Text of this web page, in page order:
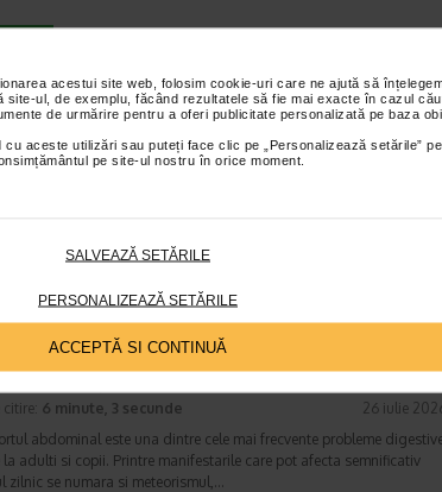
acestui site web, folosim cookie-uri care ne ajută să
ul, de exemplu, făcând rezultatele să fie mai exacte în cazul
de urmărire pentru a oferi publicitate personalizată pe baza
aceste utilizări sau puteți face clic pe „Personalizează setările”
pe site-ul nostru în orice moment.
SALVEAZĂ SETĂRILE
PERSONALIZEAZĂ SETĂRILE
ACCEPTĂ SI CONTINUĂ
de prea plin: cand indica o afectiune si cum
sistemului digestiv
citire:4 minute, 55 secunde
despre meteorism: cauze, factori declansatori,
si dieta
citire: 6 minute, 3 secunde
26 iulie
abdominal este una dintre cele mai frecvente probleme
adulti si copii. Printre manifestarile care pot afecta semnificativ
zilnic se numara si meteorismul,…